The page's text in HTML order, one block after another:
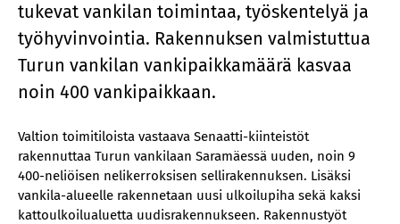
tukevat vankilan toimintaa, työskentelyä ja
työhyvinvointia. Rakennuksen valmistuttua
Turun vankilan vankipaikkamäärä kasvaa
noin 400 vankipaikkaan.
Valtion toimitiloista vastaava Senaatti-kiinteistöt
rakennuttaa Turun vankilaan Saramäessä uuden, noin 9
400-neliöisen nelikerroksisen sellirakennuksen. Lisäksi
vankila-alueelle rakennetaan uusi ulkoilupiha sekä kaksi
kattoulkoilualuetta uudisrakennukseen. Rakennustyöt